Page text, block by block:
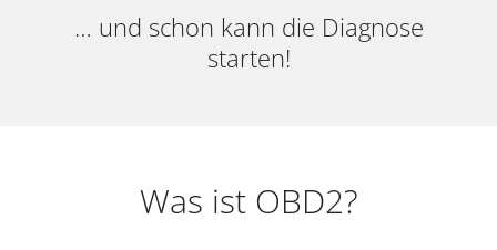
… und schon kann die Diagnose
starten!
Was ist OBD2?